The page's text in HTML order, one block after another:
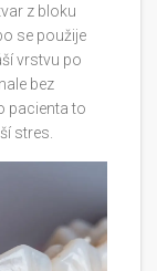
z bloku
se použije
vrstvu po
bez
pacienta to
stres.